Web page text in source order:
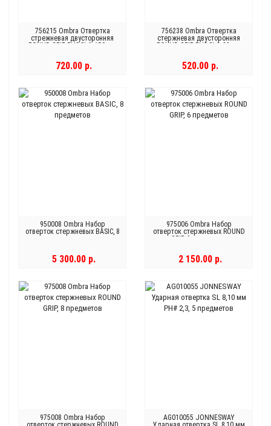
756215 Ombra Отвертка
стрежневая двусторонняя
ROUND GRIP, РН2,SL6x150 мм
720.00 р.
756238 Ombra Отвертка
стержневая двусторонняя
ROUND GRIP, РН2,SL6x38 мм
520.00 р.
950008 Ombra Набор
отверток стержневых BASIC, 8
5 300.00 р.
975006 Ombra Набор
отверток стержневых ROUND
GRIP, 6 предметов
2 150.00 р.
975008 Ombra Набор
AG010055 JONNESWAY